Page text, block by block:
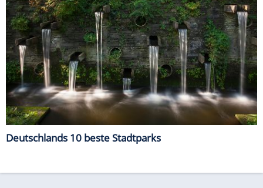
Deutschlands 10 beste Stadtparks